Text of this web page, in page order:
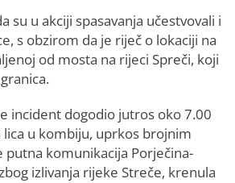
su u akciji spasavanja učestvovali i
s obzirom da je riječ o lokaciji na
od mosta na rijeci Spreči, koji
incident dogodio jutros oko 7.00
lica u kombiju, uprkos brojnim
putna komunikacija Porječina-
izlivanja rijeke Streče, krenula